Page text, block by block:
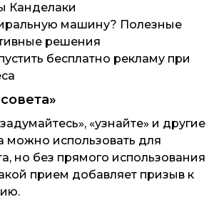
Канделаки
машину? Полезные
решения
бесплатно рекламу при
«узнайте» и другие
можно использовать для
но без прямого использования
прием добавляет призыв к